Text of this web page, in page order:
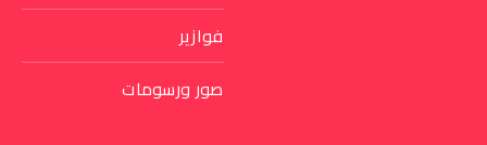
فوازير
صور ورسومات